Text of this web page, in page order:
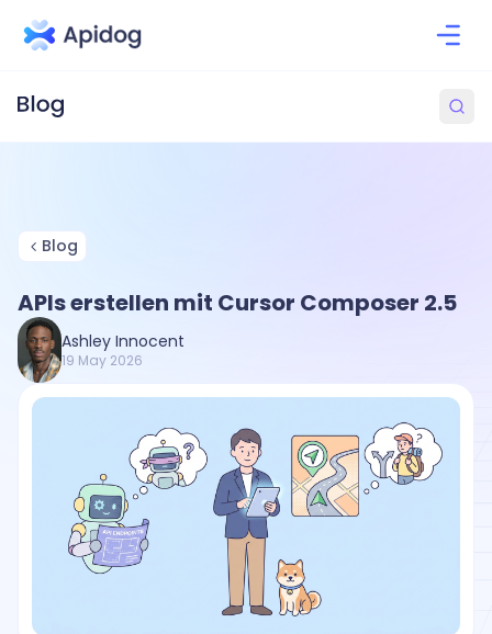
Blog
APIs erstellen mit Cursor Composer 2.5
Ashley Innocent
19 May 2026